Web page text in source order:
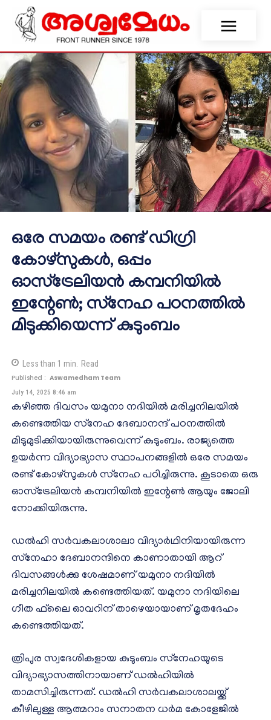
ഒരേ സമയം രണ്ട് ഡിഗ്രി
കോഴ്‌സുകള്‍, ഒപ്പം
ഓസ്‌ട്രേലിയന്‍ കമ്പനിയില്‍
ഇന്റേണ്‍; സ്‌നേഹ പഠനത്തില്‍
മിടുക്കിയെന്ന് കുടുംബം
Less than 1 min. Read
Published : Aswamedham Team
July 14, 2025 8:46 am
കഴിഞ്ഞ ദിവസം യമുനാ നദിയില്‍ മരിച്ചനിലയില്‍
കണ്ടെത്തിയ സ്‌നേഹ ദേബാനന്ദ് പഠനത്തില്‍
മിടുമുടിക്കിയായിരുന്നുവെന്ന് കുടുംബം. രാജ്യത്തെ
ഉയര്‍ന്ന വിദ്യാഭ്യാസ സ്ഥാപനങ്ങളില്‍ ഒരേ സമയം
രണ്ട് കോഴ്‌സുകള്‍ സ്‌നേഹ പഠിച്ചിരുന്നു. കൂടാതെ ഒരു
ഓസ്‌ട്രേലിയന്‍ കമ്പനിയില്‍ ഇന്റേണ്‍ ആയും ജോലി
നോക്കിയിരുന്നു.
ഡല്‍ഹി സര്‍വകലാശാലാ വിദ്യാര്‍ഥിനിയായിരുന്ന
സ്‌നേഹാ ദേബാനന്ദിനെ കാണാതായി ആറ്
ദിവസങ്ങള്‍ക്കു ശേഷമാണ് യമുനാ നദിയില്‍
മരിച്ചനിലയില്‍ കണ്ടെത്തിയത്. യമുനാ നദിയിലെ
ഗീത ഫ്‌ലൈ ഓവറിന് താഴെയായാണ് മൃതദേഹം
കണ്ടെത്തിയത്.
ത്രിപുര സ്വദേശികളായ കുടുംബം സ്‌നേഹയുടെ
വിദ്യാഭ്യാസത്തിനായാണ് ഡല്‍ഹിയില്‍
താമസിച്ചിരുന്നത്. ഡല്‍ഹി സര്‍വകലാശാലയ്ക്ക്
കീഴിലുള്ള ആത്മറാം സനാതന ധര്‍മ കോളേജില്‍